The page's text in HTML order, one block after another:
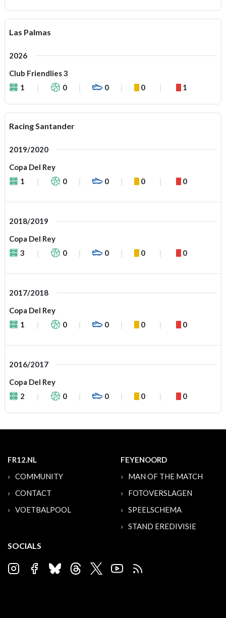
Las Palmas
2026
Club Friendlies 3
1
0 0 0 1
Racing Santander
2019/2020
Copa Del Rey
1
0 0 0 0
2018/2019
Copa Del Rey
3
0 0 0 0
2017/2018
Copa Del Rey
1
0 0 0 0
2016/2017
Copa Del Rey
2
0 0 0 0
FR12.NL
COMMUNITY
CONTACT
VOETBALPOOL
FEYENOORD
MAN OF THE MATCH
FOTOVERSLAGEN
SPEELSCHEMA
STAND EREDIVISIE
SOCIALS